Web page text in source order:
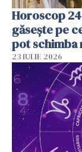
Horoscop
găsește pe
pot schimba
23 IULIE 2026